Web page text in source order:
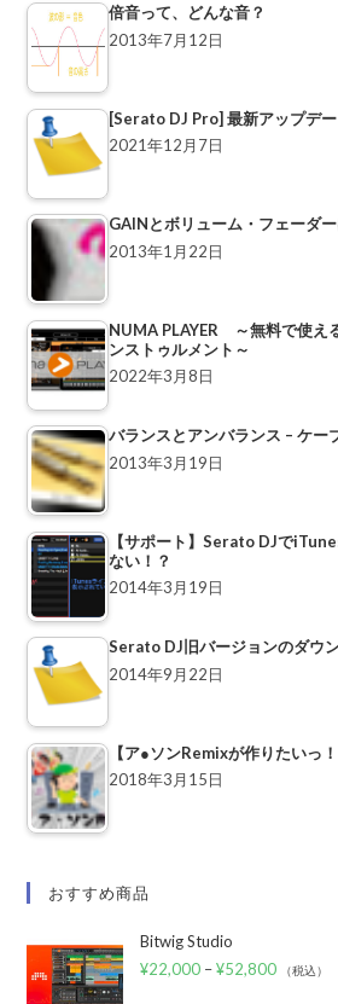
倍音って、どんな音？
2013年7月12日
[Serato DJ Pro] 最新アップデ
2021年12月7日
GAINとボリューム・フェーダ
2013年1月22日
NUMA PLAYER ～無料で使え
ンストゥルメント～
2022年3月8日
バランスとアンバランス – ケー
2013年3月19日
【サポート】Serato DJで
ない！？
2014年3月19日
Serato DJ旧バージョンのダウ
2014年9月22日
【ア●ソンRemixが作りたいっ
2018年3月15日
おすすめ商品
Bitwig Studio
¥22,000 –¥52,800 （税込）